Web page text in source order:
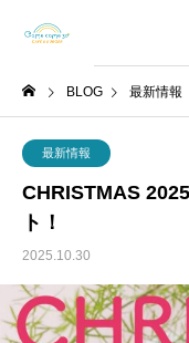
BLOG 最新情報
最新情報
CHRISTMAS
ト！
2025.10.30